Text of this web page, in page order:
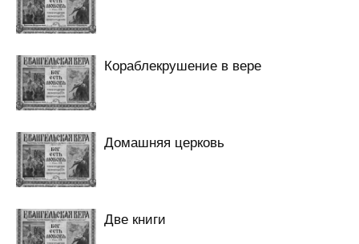
Кораблекрушение в вере
Домашняя церковь
Две книги